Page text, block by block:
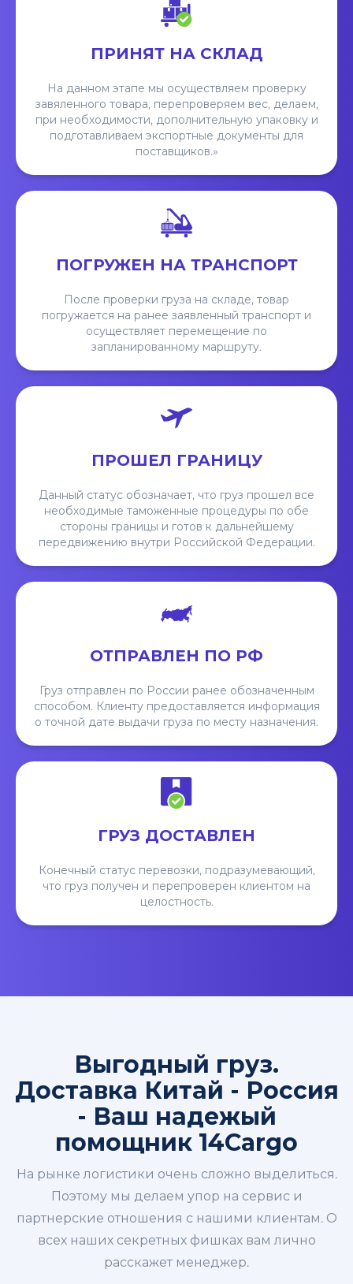
ПРИНЯТ НА СКЛАД
На данном этапе мы осуществляем проверку
завяленного товара, перепроверяем вес, делаем,
при необходимости, дополнительную упаковку и
подготавливаем экспортные документы для
поставщиков.»
ПОГРУЖЕН НА ТРАНСПОРТ
После проверки груза на складе, товар
погружается на ранее заявленный транспорт и
осуществляет перемещение по
запланированному маршруту.
ПРОШЕЛ ГРАНИЦУ
Данный статус обозначает, что груз прошел все
необходимые таможенные процедуры по обе
стороны границы и готов к дальнейшему
передвижению внутри Российской Федерации.
ОТПРАВЛЕН ПО РФ
Груз отправлен по России ранее обозначенным
способом. Клиенту предоставляется информация
о точной дате выдачи груза по месту назначения.
ГРУЗ ДОСТАВЛЕН
Конечный статус перевозки, подразумевающий,
что груз получен и перепроверен клиентом на
целостность.
Выгодный груз.
Доставка Китай - Россия
- Ваш надежый
помощник 14Cargo
На рынке логистики очень сложно выделиться.
Поэтому мы делаем упор на сервис и
партнерские отношения с нашими клиентам. О
всех наших секретных фишках вам лично
расскажет менеджер.